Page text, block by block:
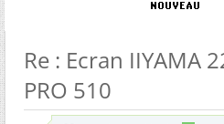
Re : Ecran IIYAMA
PRO 510